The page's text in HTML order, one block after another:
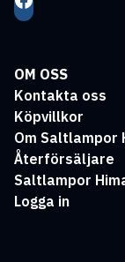
OM OSS
Kontakta oss
Köpvillkor
Om Saltlampor
Återförsäljare
Saltlampor
Logga in